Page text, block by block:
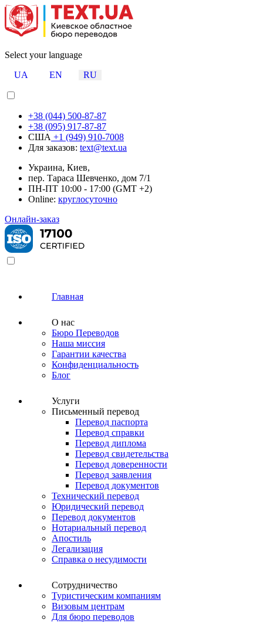
Select your language
UA
EN RU
+38 (044) 500-87-87
+38 (095) 917-87-87
США +1 (949) 910-7008
Для заказов: text@text.ua
Украина, Киев,
пер. Тараса Шевченко, дом 7/1
ПН-ПТ 10:00 - 17:00 (GMT +2)
Online: круглосуточно
Онлайн-заказ
Главная
О нас
Бюро Переводов
Наша миссия
Гарантии качества
Конфиденциальность
Блог
Услуги
Письменный перевод
Перевод паспорта
Перевод справки
Перевод диплома
Перевод свидетельства
Перевод доверенности
Перевод заявления
Перевод документов
Технический перевод
Юридический перевод
Перевод документов
Нотариальный перевод
Апостиль
Легализация
Справка о несудимости
Сотрудничество
Туристическим компаниям
Визовым центрам
Для бюро переводов